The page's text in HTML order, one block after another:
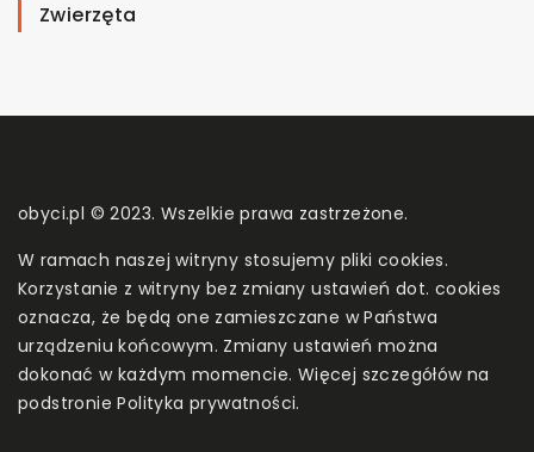
Zwierzęta
obyci.pl © 2023. Wszelkie prawa zastrzeżone.
W ramach naszej witryny stosujemy pliki cookies.
Korzystanie z witryny bez zmiany ustawień dot. cookies
oznacza, że będą one zamieszczane w Państwa
urządzeniu końcowym. Zmiany ustawień można
dokonać w każdym momencie. Więcej szczegółów na
podstroniePolityka prywatności.